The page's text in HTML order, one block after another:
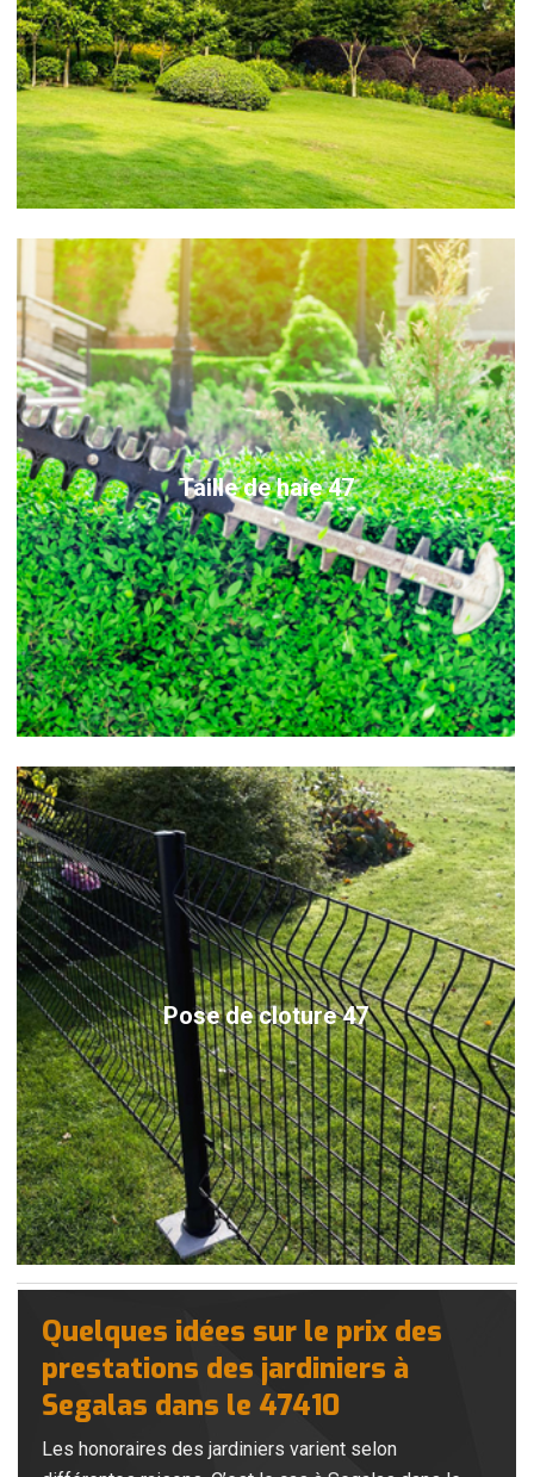
Taille de haie 47
Pose de cloture 47
Quelques idées sur le prix des
prestations des jardiniers à
Segalas dans le 47410
Les honoraires des jardiniers varient selon